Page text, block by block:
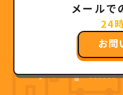
メールで
24
お問